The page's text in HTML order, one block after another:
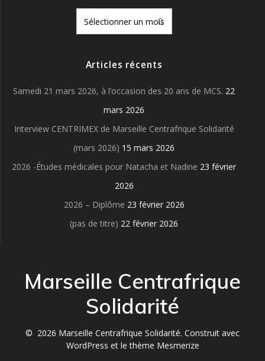
Articles récents
Samedi 21 mars 2026, à l’occasion des 20 ans de MCS. 22
mars 2026
Interview CENTRIMEX de Marseille Centrafrique Solidarité
(mars 2026) 15 mars 2026
2026 -Études médicales pour Natacha et Nadine 23 février
2026
2026 – Diplôme 23 février 2026
(pas de titre) 22 février 2026
Marseille Centrafrique
Solidarité
© 2026 Marseille Centrafrique Solidarité. Construit avec
WordPress et lethème Mesmerize